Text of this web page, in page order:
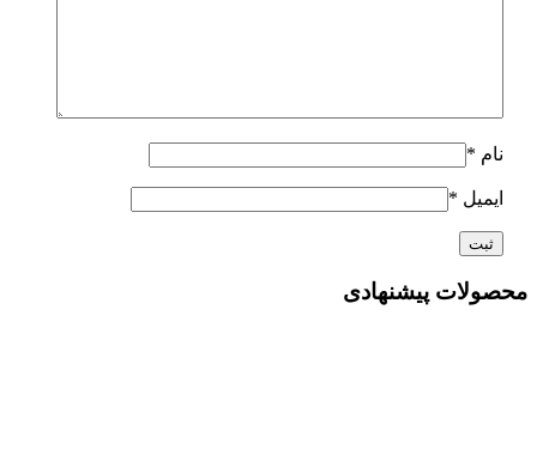
نام *
ایمیل *
محصولات پیشنهادی